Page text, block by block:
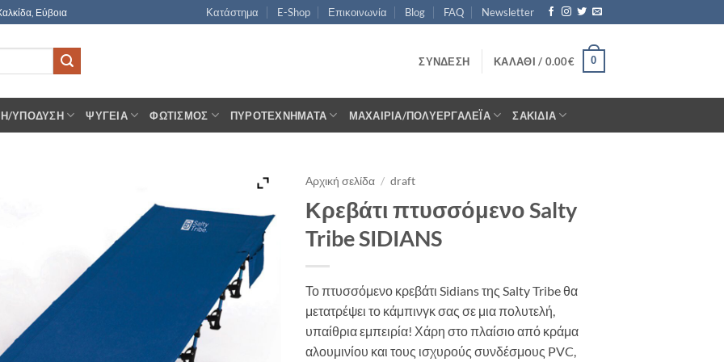
Εύβοια Κατάστημα E-Shop Επικοινωνία Blog FAQ Newsletter
ΣΎΝΔΕΣΗ ΚΑΛΆΘΙ / 0.00€ 0
ΥΠΌΔΥΣΗ ΨΥΓΕΊΑ ΦΩΤΙΣΜΌΣ ΠΥΡΟΤΕΧΝΉΜΑΤΑ ΜΑΧΑΊΡΙΑ/ΠΟΛΥΕΡΓΑΛΈΙΑ ΣΑΚΊΔΙΑ
Αρχική σελίδα / draft
Κρεβάτι πτυσσόμενο Salty
Tribe SIDIANS
Το πτυσσόμενο κρεβάτι Sidians της Salty Tribe θα
μετατρέψει το κάμπινγκ σας σε μια πολυτελή,
υπαίθρια εμπειρία! Χάρη στο πλαίσιο από κράμα
αλουμινίου και τους ισχυρούς συνδέσμους PVC,